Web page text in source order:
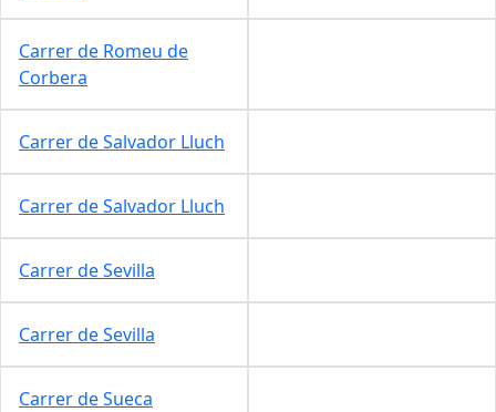
Carrer de Romeu de
Corbera
Carrer de Salvador Lluch
Carrer de Salvador Lluch
Carrer de Sevilla
Carrer de Sevilla
Carrer de Sueca